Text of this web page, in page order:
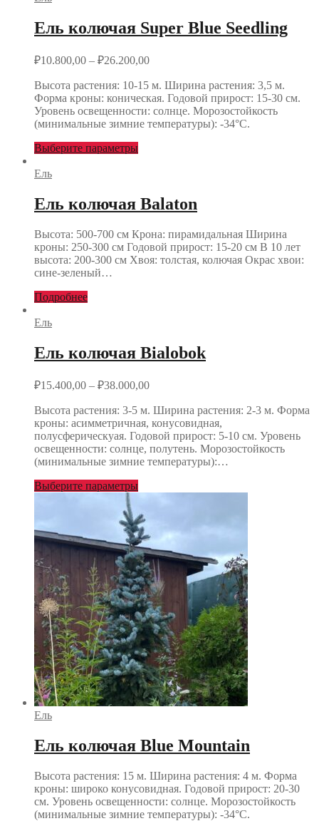
Ель колючая Super Blue Seedling
₽10.800,00 – ₽26.200,00
Высота растения: 10-15 м. Ширина растения: 3,5 м.
Форма кроны: коническая. Годовой прирост: 15-30 см.
Уровень освещенности: солнце. Морозостойкость
(минимальные зимние температуры): -34°С.
Выберите параметры
Ель
Ель колючая Balaton
Высота: 500-700 см Крона: пирамидальная Ширина
кроны: 250-300 см Годовой прирост: 15-20 см В 10 лет
высота: 200-300 см Хвоя: толстая, колючая Окрас хвои:
сине-зеленый…
Подробнее
Ель
Ель колючая Bialobok
₽15.400,00 – ₽38.000,00
Высота растения: 3-5 м. Ширина растения: 2-3 м. Форма
кроны: асимметричная, конусовидная,
полусферическуая. Годовой прирост: 5-10 см. Уровень
освещенности: солнце, полутень. Морозостойкость
(минимальные зимние температуры):…
Выберите параметры
Ель
Ель колючая Blue Mountain
Высота растения: 15 м. Ширина растения: 4 м. Форма
кроны: широко конусовидная. Годовой прирост: 20-30
см. Уровень освещенности: солнце. Морозостойкость
(минимальные зимние температуры): -34°С.